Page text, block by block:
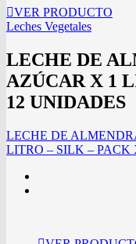
VER PRODUCTO
Leches Vegetales
LECHE DE
AZÚCAR X 1
12 UNIDADES
LECHE DE
LITRO – SILK – PACK